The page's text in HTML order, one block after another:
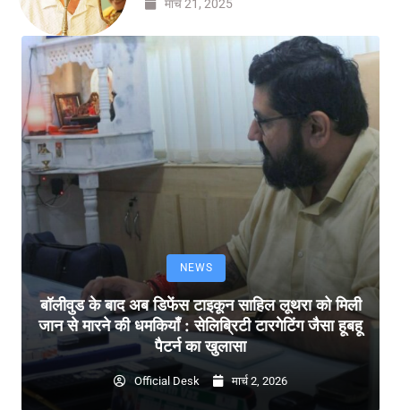
मार्च 21, 2025
NEWS
बॉलीवुड के बाद अब डिफेंस टाइकून साहिल लूथरा को मिली
जान से मारने की धमकियाँ : सेलिब्रिटी टारगेटिंग जैसा हूबहू
पैटर्न का खुलासा
Official Desk मार्च 2, 2026